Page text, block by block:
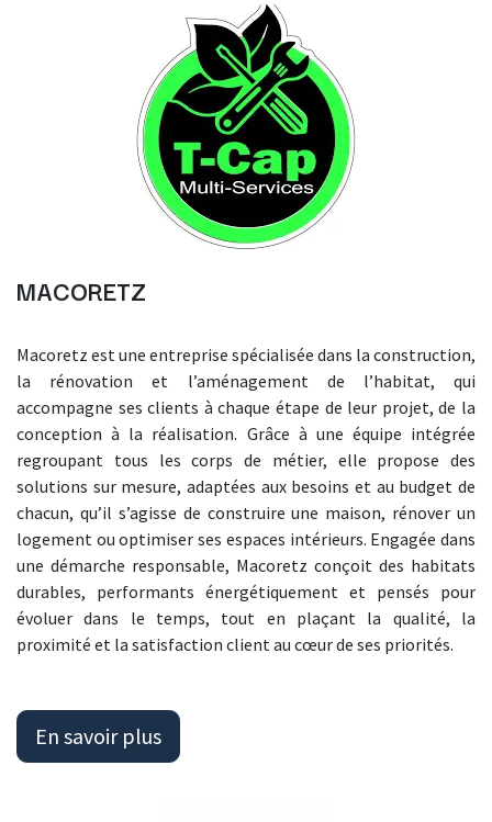
MACORETZ
Macoretz est une entreprise spécialisée dans la construction,
la rénovation et l’aménagement de l’habitat, qui
accompagne ses clients à chaque étape de leur projet, de la
conception à la réalisation. Grâce à une équipe intégrée
regroupant tous les corps de métier, elle propose des
solutions sur mesure, adaptées aux besoins et au budget de
chacun, qu’il s’agisse de construire une maison, rénover un
logement ou optimiser ses espaces intérieurs. Engagée dans
une démarche responsable, Macoretz conçoit des habitats
durables, performants énergétiquement et pensés pour
évoluer dans le temps, tout en plaçant la qualité, la
proximité et la satisfaction client au cœur de ses priorités.
En savoir plus